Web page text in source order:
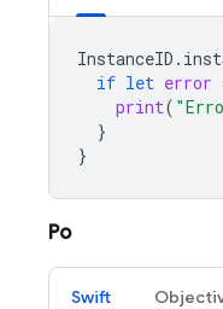
InstanceID .
if let error
print(
}
}
Po
Swift